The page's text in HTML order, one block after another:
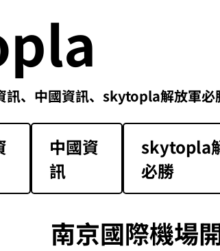
訊、中國資訊、skytopla解放
中國資
訊
skytopla
必勝
南京國際機場